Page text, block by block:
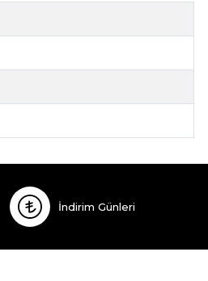
İndirim Günleri